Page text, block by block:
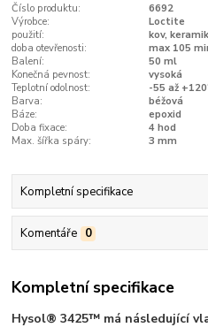
Číslo produktu:
6692
Výrobce:
Loctite
použití:
kov,
doba otevřenosti:
max 105
Balení:
50 ml
Konečná pevnost:
vysoká
Teplotní odolnost:
-55 až
Barva:
béžová
Báze:
epoxid
Doba fixace:
4 hod
Max. šířka spáry:
3 mm
Kompletní specifikace
Komentáře 0
Kompletní specifikace
Hysol® 3425™ má následující